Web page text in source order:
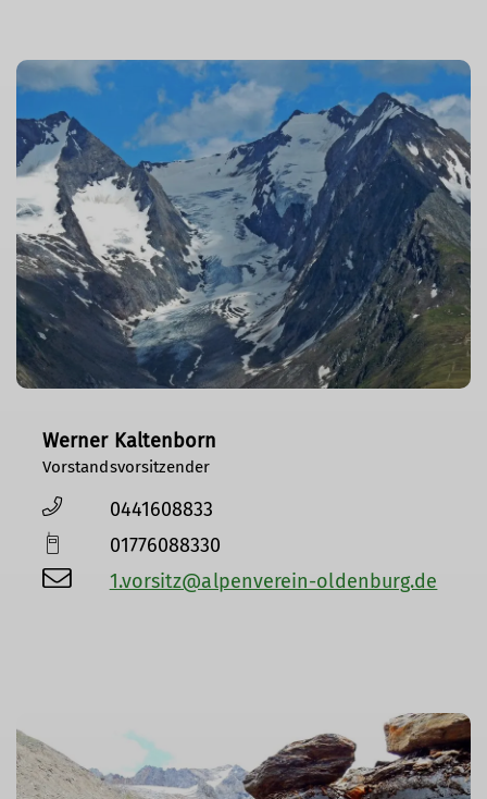
Werner Kaltenborn
Vorstandsvorsitzender
0441608833
01776088330
1.vorsitz@alpenverein-oldenburg.de